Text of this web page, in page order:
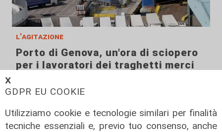
𝗫
GDPR EU COOKIE
Utilizziamo cookie e tecnologie similari per finalità
tecniche essenziali e, previo tuo consenso, anche
l'agitazione
Porto di Genova, un'ora di sciopero
per i lavoratori dei traghetti merci
Savona